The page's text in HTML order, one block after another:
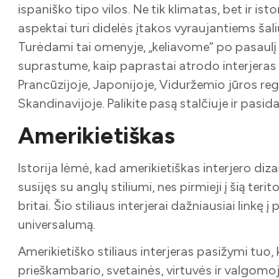
ispaniško tipo vilos. Ne tik klimatas, bet ir
aspektai turi didelės įtakos vyraujantiems
Turėdami tai omenyje, „keliavome” po
suprastume, kaip paprastai atrodo interjeras
Prancūzijoje, Japonijoje, Viduržemio jūros
Skandinavijoje. Palikite pasą stalčiuje ir
Amerikietiškas
Istorija lėmė, kad amerikietiškas interjero
susijęs su anglų stiliumi, nes pirmieji į šią
britai. Šio stiliaus interjerai dažniausiai linkę į
universalumą.
Amerikietiško stiliaus interjeras pasižymi tuo,
prieškambario, svetainės, virtuvės ir